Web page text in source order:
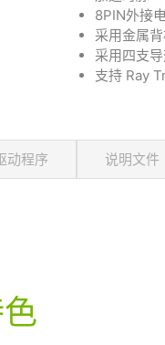
8PIN外接
采用金属
采用四支
支持 Ray
动程序 说明文件